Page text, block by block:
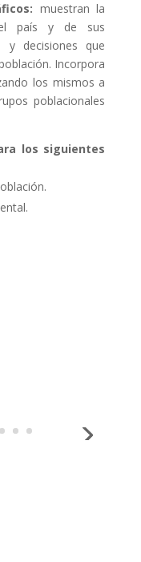
muestran la
país y de sus
y decisiones que
Incorpora
los mismos a
poblacionales
los siguientes